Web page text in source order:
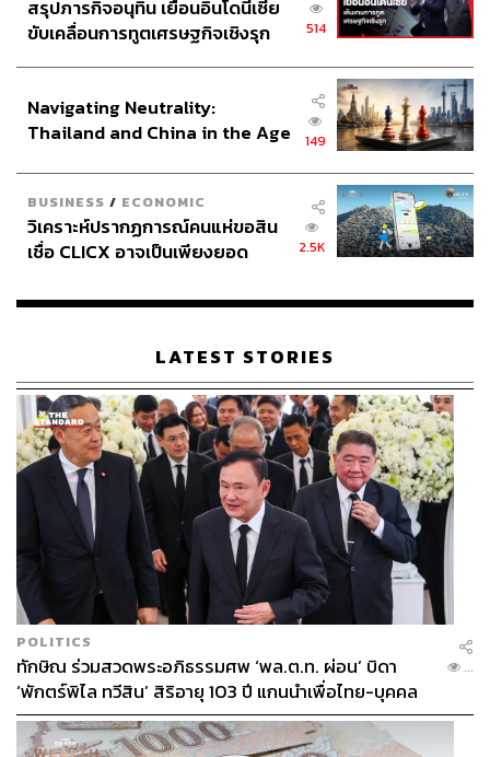
สรุปภารกิจอนุทิน เยือนอินโดนีเซีย
ขับเคลื่อนการทูตเศรษฐกิจเชิงรุก
514
Navigating Neutrality:
Thailand and China in the Age
149
BUSINESS / ECONOMIC
วิเคราะห์ปรากฏการณ์คนแห่ขอสิน
เชื่อ CLICX อาจเป็นเพียงยอด
เรือนไทยที่ถูกซุกไว้
2.5K
LATEST STORIES
POLITICS
ทักษิณ ร่วมสวดพระอภิธรรมศพ ‘พล.ต.ท. ผ่อน’ บิดา
‘พักตร์พิไล ทวีสิน’ สิริอายุ 103 ปี แกนนำเพื่อไทย-บุคคล
หลากวงการร่วมอาลัย
...